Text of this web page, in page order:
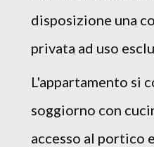
disposizione una
privata ad uso
L'appartamento si
soggiorno con
accesso al portico